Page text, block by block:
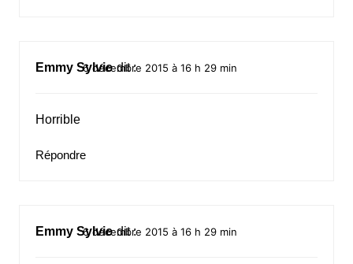
Emmy Sylvie dit :
6 décembre 2015 à 16 h 29 min
Horrible
Répondre
Emmy Sylvie dit :
6 décembre 2015 à 16 h 29 min